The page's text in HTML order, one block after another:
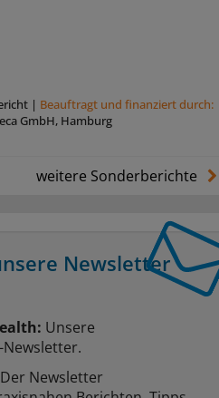
| Beauftragt und ﬁnanziert durch:
GmbH, Hamburg
weitere Sonderberichte
Newsletter
Unsere
Newsletter